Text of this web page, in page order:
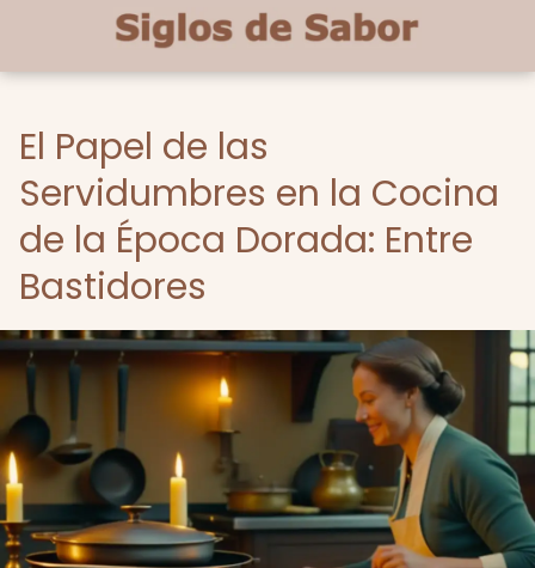
El Papel de las
Servidumbres en la Cocina
de la Época Dorada: Entre
Bastidores